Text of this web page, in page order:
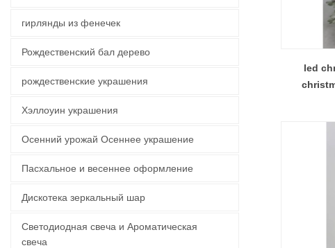
гирлянды из фенечек
Рождественский бал дерево
рождественские украшения
Хэллоуин украшения
Осенний урожай Осеннее украшение
Пасхальное и весеннее оформление
Дискотека зеркальный шар
Светодиодная свеча и Ароматическая
свеча
led